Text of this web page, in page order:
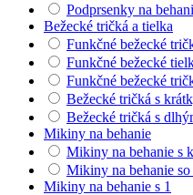
Podprsenky na
Bežecké tričká a tielka
Funkčné bežecké
Funkčné bežecké
Funkčné bežecké
Bežecké tričká s
Bežecké tričká s
Mikiny na behanie
Mikiny na behanie s
Mikiny na behanie so
Mikiny na behanie s 1